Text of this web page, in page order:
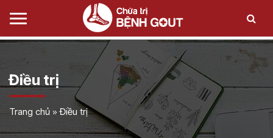
Điều trị
Trang chủ »Điều trị